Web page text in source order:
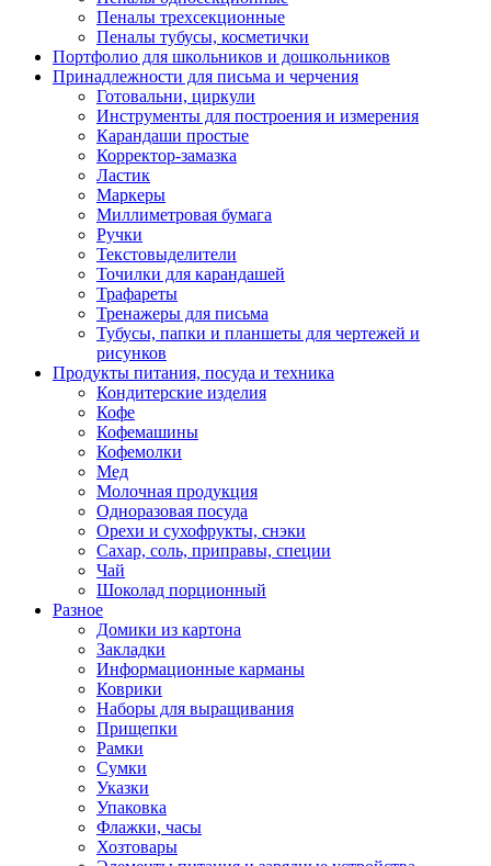
Пеналы трехсекционные
Пеналы тубусы, косметички
Портфолио для школьников и дошкольников
Принадлежности для письма и черчения
Готовальни, циркули
Инструменты для построения и измерения
Карандаши простые
Корректор-замазка
Ластик
Маркеры
Миллиметровая бумага
Ручки
Текстовыделители
Точилки для карандашей
Трафареты
Тренажеры для письма
Тубусы, папки и планшеты для чертежей и
рисунков
Продукты питания, посуда и техника
Кондитерские изделия
Кофе
Кофемашины
Кофемолки
Мед
Молочная продукция
Одноразовая посуда
Орехи и сухофрукты, снэки
Сахар, соль, приправы, специи
Чай
Шоколад порционный
Разное
Домики из картона
Закладки
Информационные карманы
Коврики
Наборы для выращивания
Прищепки
Рамки
Сумки
Указки
Упаковка
Флажки, часы
Хозтовары